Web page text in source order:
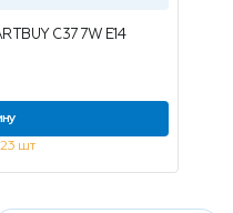
C37 7W E14
шт